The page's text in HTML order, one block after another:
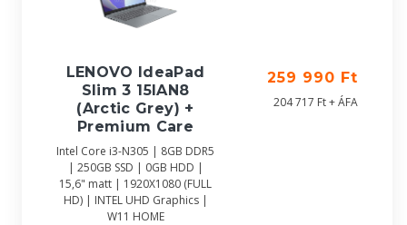
LENOVO IdeaPad
Slim 3 15IAN8
(Arctic Grey) +
Premium Care
Intel Core i3-N305 | 8GB DDR5
| 250GB SSD | 0GB HDD |
15,6" matt | 1920X1080 (FULL
HD) | INTEL UHD Graphics |
W11 HOME
259 990 Ft
204 717 Ft + ÁFA